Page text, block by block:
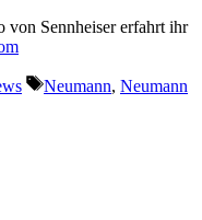
von Sennheiser erfahrt ihr
Schlagwörter
Neumann, Neumann